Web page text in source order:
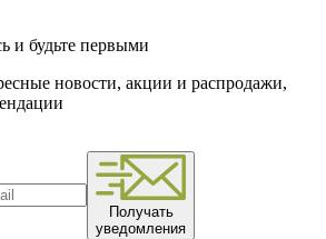
и будьте первыми
новости, акции и распродажи,
Получать
уведомления